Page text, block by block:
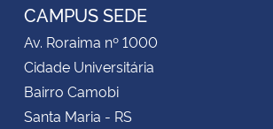
CAMPUS SEDE
Av. Roraima nº 1000
Cidade Universitária
Bairro Camobi
Santa Maria - RS